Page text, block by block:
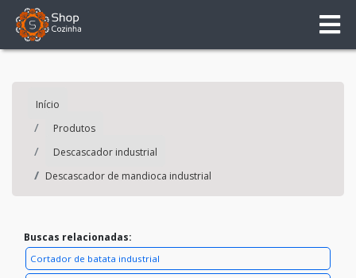
Início
Produtos
Descascador industrial
Descascador de mandioca industrial
Buscas relacionadas:
Cortador de batata industrial